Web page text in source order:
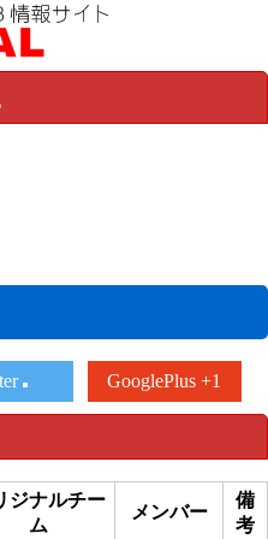
GooglePlus +1
ジナルチー
ム
メンバー
備
考